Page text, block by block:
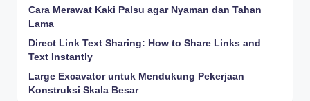
Cara Merawat Kaki Palsu agar Nyaman dan Tahan
Lama
Direct Link Text Sharing: How to Share Links and
Text Instantly
Large Excavator untuk Mendukung Pekerjaan
Konstruksi Skala Besar